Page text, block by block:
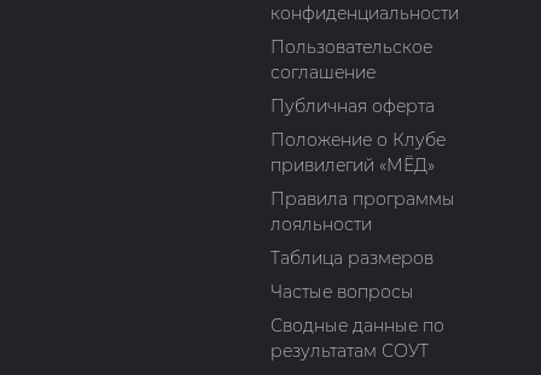
конфиденциальности
Пользовательское
соглашение
Публичная оферта
Положение о Клубе
привилегий «МЁД»
Правила программы
лояльности
Таблица размеров
Частые вопросы
Сводные данные по
результатам СОУТ